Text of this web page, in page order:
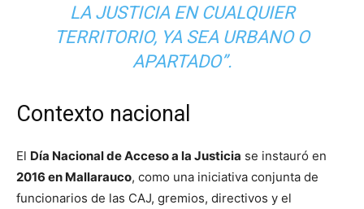
LA JUSTICIA EN CUALQUIER
TERRITORIO, YA SEA URBANO O
APARTADO”.
Contexto nacional
El Día Nacional de Acceso a la Justicia se instauró en
2016 en Mallarauco, como una iniciativa conjunta de
funcionarios de las CAJ, gremios, directivos y el